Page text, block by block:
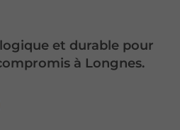
et durable pour
à Longnes.